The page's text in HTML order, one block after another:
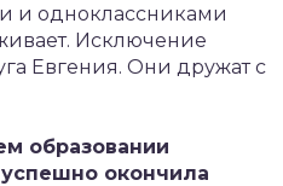
и одноклассниками
Исключение
Евгения. Они дружат с
образовании
окончила